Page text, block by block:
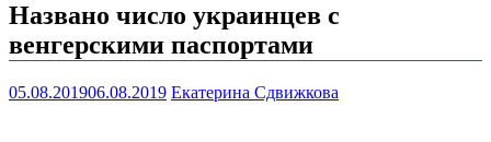
Названо число украинцев с
венгерскими паспортами
05.08.201906.08.2019 Екатерина Сдвижкова